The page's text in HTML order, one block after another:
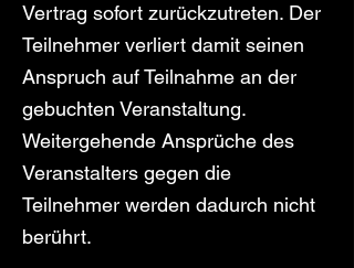
Vertrag sofort zurückzutreten. Der
Teilnehmer verliert damit seinen
Anspruch auf Teilnahme an der
gebuchten Veranstaltung.
Weitergehende Ansprüche des
Veranstalters gegen die
Teilnehmer werden dadurch nicht
berührt.